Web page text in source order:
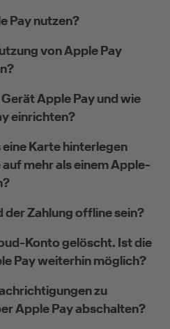
Pay nutzen?
von Apple Pay
Apple Pay und wie
einrichten?
eine Karte hinterlegen
mehr als einem Apple-
der Zahlung offline sein?
Konto gelöscht. Ist die
Pay weiterhin möglich?
zu
Apple Pay abschalten?